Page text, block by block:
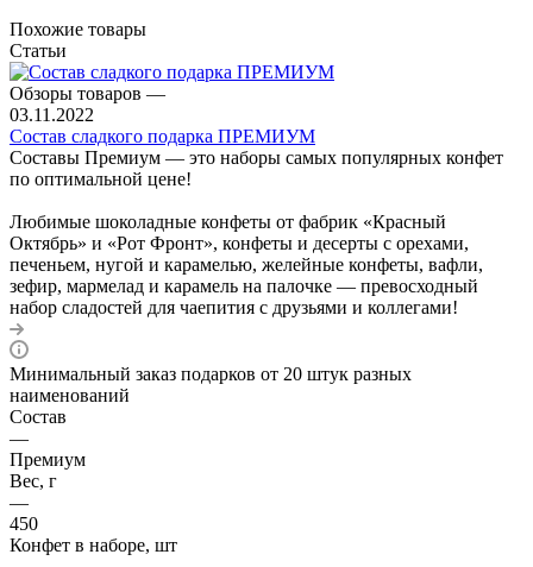
Похожие товары
Статьи
Обзоры товаров —
03.11.2022
Состав сладкого подарка ПРЕМИУМ
Составы Премиум — это наборы самых популярных конфет
по оптимальной цене!
Любимые шоколадные конфеты от фабрик «Красный
Октябрь» и «Рот Фронт», конфеты и десерты с орехами,
печеньем, нугой и карамелью, желейные конфеты, вафли,
зефир, мармелад и карамель на палочке — превосходный
набор сладостей для чаепития с друзьями и коллегами!
Минимальный заказ подарков от 20 штук разных
наименований
Состав
—
Премиум
Вес, г
—
450
Конфет в наборе, шт